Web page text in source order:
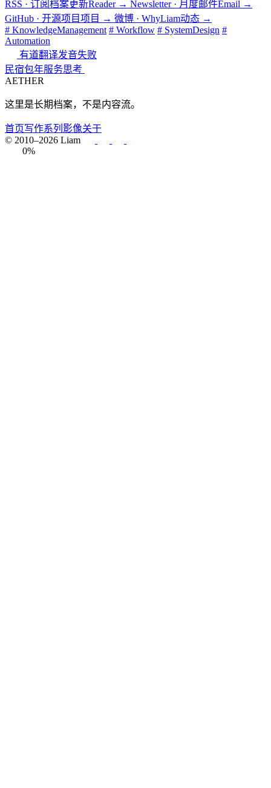
RSS · 订阅档案更新Reader → Newsletter · 月度邮件Email →
GitHub · 开源项目项目 → 微博 · WhyLiam动态 →
# KnowledgeManagement # Workflow # SystemDesign #
Automation
有道翻译发音失败
民宿包年服务思考
AETHER
这里是长期档案，不是内容流。
首页写作系列 影像关于
© 2010–2026 Liam
0%